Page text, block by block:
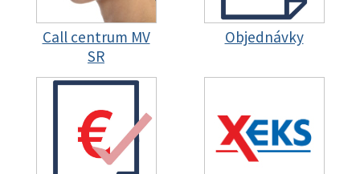
Call centrum MV
SR
Objednávky